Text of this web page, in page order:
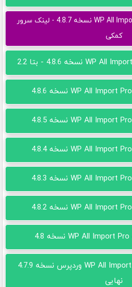
دانلود رایگان افزونه WP All Import Pro نسخه 4.8.7 - لینک سرور
کمکی
دانلود رایگان افزونه WP All Import Pro وردپرس نسخه 4.7.9
نهایی